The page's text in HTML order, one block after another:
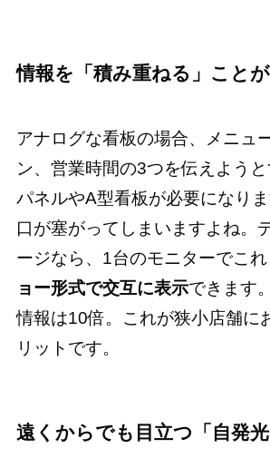
情報を「積み重ねる」こと
アナログな看板の場合、メニュ
ン、営業時間の3つを伝えよう
パネルやA型看板が必要になり
口が塞がってしまいますよね。
ージなら、1台のモニターでこれ
ョー形式で交互に表示できます
情報は10倍。これが狭小店舗に
リットです。
遠くからでも目立つ「自発